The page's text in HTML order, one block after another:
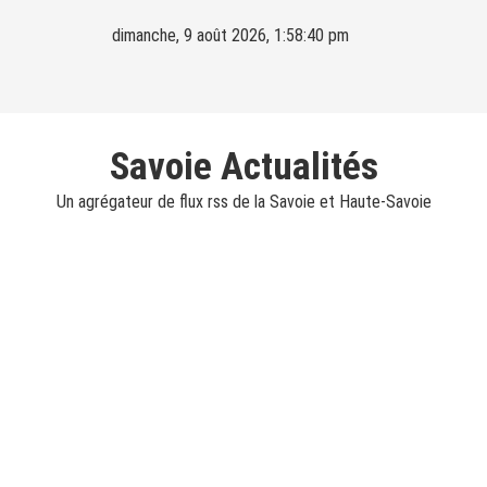
dimanche, 9 août 2026, 1:58:41 pm
Savoie Actualités
Un agrégateur de flux rss de la Savoie et Haute-Savoie